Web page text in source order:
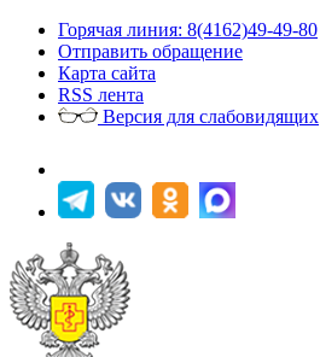
Горячая линия: 8(4162)49-49-80
Отправить обращение
Карта сайта
RSS лента
Версия для слабовидящих